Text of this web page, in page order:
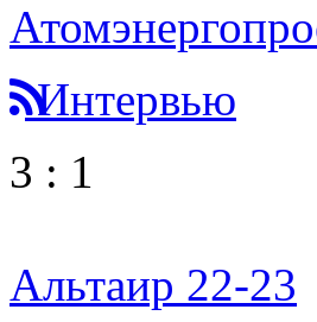
Интервью
3 : 1
Альтаир 22-23